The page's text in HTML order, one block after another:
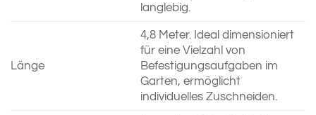
langlebig.
Länge
4,8 Meter. Ideal dimensioniert
für eine Vielzahl von
Befestigungsaufgaben im
Garten, ermöglicht
individuelles Zuschneiden.